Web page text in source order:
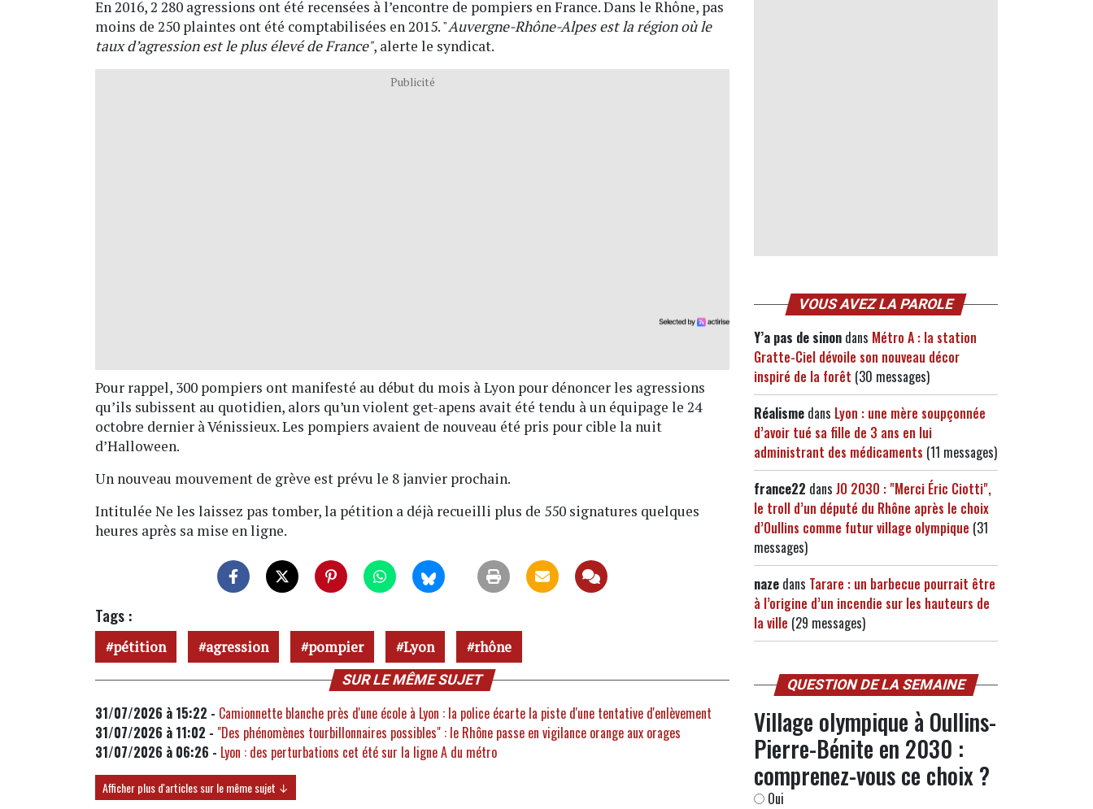
En 2016, 2 280 agressions ont été recensées à l’encontre de pompiers en France. Dans le Rhône, pas
moins de 250 plaintes ont été comptabilisées en 2015. "Auvergne-Rhône-Alpes est la région où le
taux d’agression est le plus élevé de France", alerte le syndicat.
Publicité
Pour rappel, 300 pompiers ont manifesté au début du mois à Lyon pour dénoncer les agressions
qu’ils subissent au quotidien, alors qu’un violent get-apens avait été tendu à un équipage le 24
octobre dernier à Vénissieux. Les pompiers avaient de nouveau été pris pour cible la nuit
d’Halloween.
Un nouveau mouvement de grève est prévu le 8 janvier prochain.
Intitulée Ne les laissez pas tomber, la pétition a déjà recueilli plus de 550 signatures quelques
heures après sa mise en ligne.
Tags :
pétition agression pompier Lyon rhône
SUR LE MÊME SUJET
31/07/2026 à 15:22 - Camionnette blanche près d'une école à Lyon : la police écarte la piste d'une tentative d'enlèvement
31/07/2026 à 11:02 - "Des phénomènes tourbillonnaires possibles" : le Rhône passe en vigilance orange aux orages
31/07/2026 à 06:26 - Lyon : des perturbations cet été sur la ligne A du métro
Afficher plus d'articles sur le même sujet ↓
VOUS AVEZ LA PAROLE
Y’a pas de sinon dans Métro A : la station
Gratte-Ciel dévoile son nouveau décor
inspiré de la forêt (30 messages)
Réalisme dans Lyon : une mère soupçonnée
d’avoir tué sa fille de 3 ans en lui
administrant des médicaments (11 messages)
france22 dans JO 2030 : "Merci Éric Ciotti",
le troll d’un député du Rhône après le choix
d’Oullins comme futur village olympique (31
messages)
naze dans Tarare : un barbecue pourrait être
à l’origine d’un incendie sur les hauteurs de
la ville (29 messages)
QUESTION DE LA SEMAINE
Village olympique à Oullins-
Pierre-Bénite en 2030 :
comprenez-vous ce choix ?
Oui